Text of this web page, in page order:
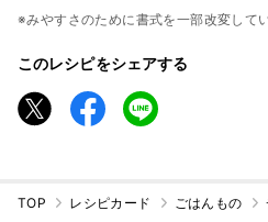
※みやすさのために書式を一部改変してい
このレシピをシェアする
TOP レシピカード ごはんもの